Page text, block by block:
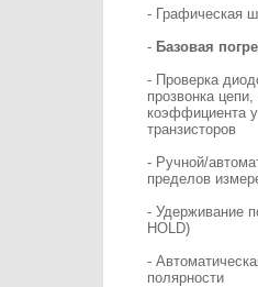
- Графическая
- Базовая
- Проверка
прозвонка
коэффициента
транзисторов
- Ручной/
пределов
- Удерживание
HOLD)
-
полярности